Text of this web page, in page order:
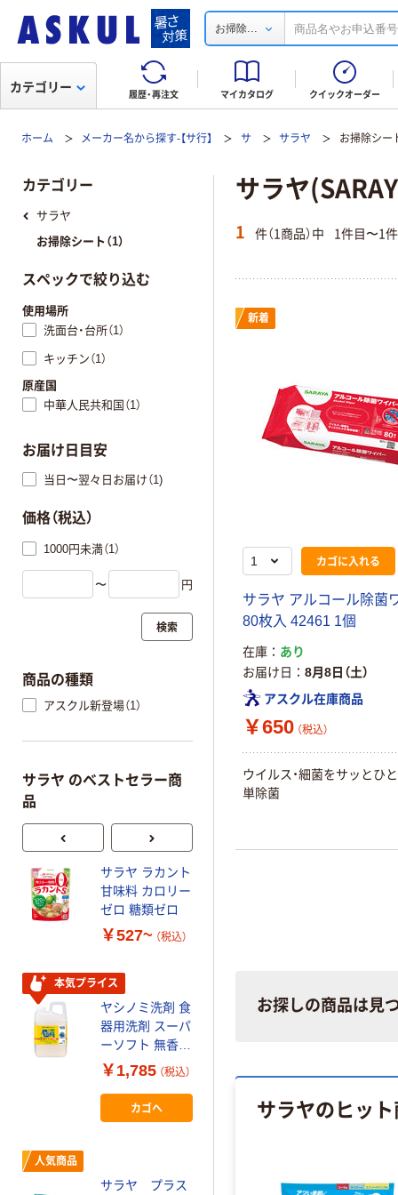
お掃除...
履歴・再注文 マイカタログ クイックオーダー
カテゴリー
ホーム メーカー名から探す-【サ行】 サ サラヤ お掃除シー
サラヤ
1 件（1商品）中 1件目〜1
新着
カゴに入れる
サラヤ アルコール除菌
80枚入 42461 1個
在庫
あり
お届け日
8月8日（土）
アスクル在庫商品
￥650 （税込）
ウイルス・細菌をサッとひ
単除菌
お探しの商品は見
サラヤのヒッ
カテゴリー
サラヤ
お掃除シート（1）
スペックで絞り込む
使用場所
洗面台・台所（1）
キッチン（1）
原産国
中華人民共和国（1）
お届け日目安
当日〜翌々日お届け（1)
価格（税込）
1000円未満（1）
〜 円
検索
商品の種類
アスクル新登場（1）
サラヤ のベストセラー商
品
サラヤ ラカント
甘味料 カロリー
ゼロ 糖類ゼロ
￥527~ （税込）
本気プライス
ヤシノミ洗剤 食
器用洗剤 スーパ
ーソフト 無香
料・無着色 業務
用詰め替え 2.7L
サラヤ
￥1,785 （税込）
カゴへ
人気商品
サラヤ プラス
サラヤ 便座除菌
カゴへ